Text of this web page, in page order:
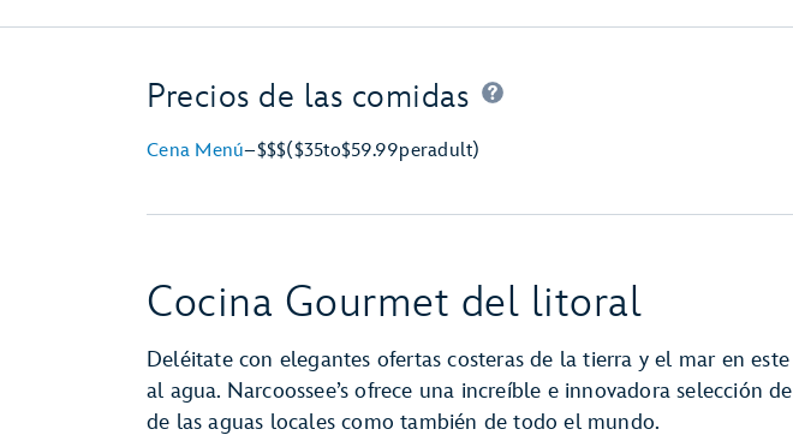
Precios de las comidas
Cena Menú–$$$($35to$59.99peradult)
Cocina Gourmet del litoral
Deléitate con elegantes ofertas costeras de la tierra y el mar en
al agua. Narcoossee’s ofrece una increíble e innovadora selección
de las aguas locales como también de todo el mundo.